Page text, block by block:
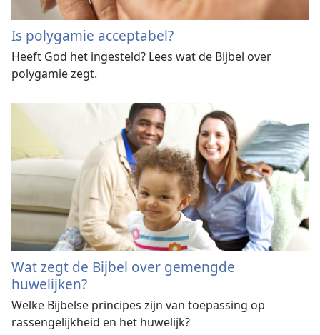
Is polygamie acceptabel?
Heeft God het ingesteld? Lees wat de Bijbel over
polygamie zegt.
Wat zegt de Bijbel over gemengde
huwelijken?
Welke Bijbelse principes zijn van toepassing op
rassengelijkheid en het huwelijk?